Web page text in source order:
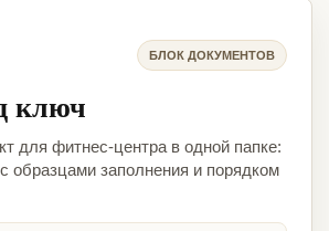
БЛОК ДОКУМЕНТОВ
ключ
для фитнес-центра в одной папке:
образцами заполнения и порядком